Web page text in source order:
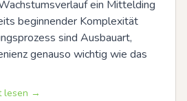
ein Mittelding
beginnender Komplexität
sind Ausbauart,
genauso wichtig wie das
lesen →